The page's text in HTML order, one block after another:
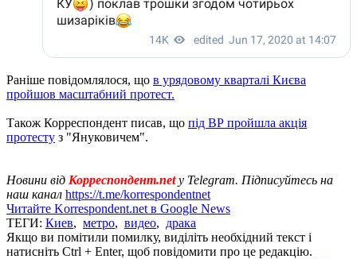
Раніше повідомлялося, що в урядовому кварталі Києва
пройшов масштабний протест.
Також Корреспондент писав, що під ВР пройшла акція
протесту з "Януковичем".
Новини від Корреспондент.net у Telegram. Підписуйтесь на
наш канал https://t.me/korrespondentnet
Читайте Korrespondent.net в Google News
ТЕГИ: Киев, метро, видео, драка
Якщо ви помітили помилку, виділіть необхідний текст і
натисніть Ctrl + Enter, щоб повідомити про це редакцію.